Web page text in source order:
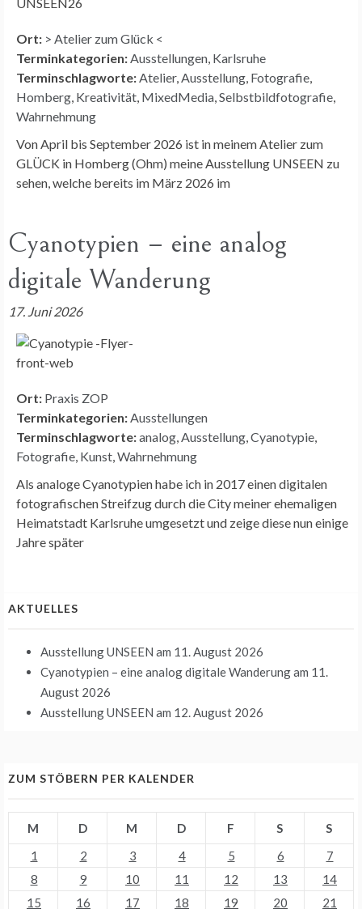
Ort: > Atelier zum Glück <
Terminkategorien:Ausstellungen, Karlsruhe
Terminschlagworte:Atelier,Ausstellung, Fotografie,
Homberg, Kreativität, MixedMedia,Selbstbildfotografie,
Wahrnehmung
Von April bis September 2026 ist in meinem Atelier zum
GLÜCK in Homberg (Ohm) meine Ausstellung UNSEEN zu
sehen, welche bereits im März 2026 im
Cyanotypien – eine analog
digitale Wanderung
17. Juni 2026
Ort: Praxis ZOP
Terminkategorien:Ausstellungen
Terminschlagworte:analog,Ausstellung,Cyanotypie,
Fotografie, Kunst,Wahrnehmung
Als analoge Cyanotypien habe ich in 2017 einen digitalen
fotografischen Streifzug durch die City meiner ehemaligen
Heimatstadt Karlsruhe umgesetzt und zeige diese nun einige
Jahre später
AKTUELLES
Ausstellung UNSEEN am 11. August 2026
Cyanotypien – eine analog digitale Wanderungam 11.
August 2026
Ausstellung UNSEEN am 12. August 2026
ZUM STÖBERN PER KALENDER
M D M D F S
S
1
2 3 4 5 6
7
8
9 10 11 12 13
14
15
16 17 18 19 20
21